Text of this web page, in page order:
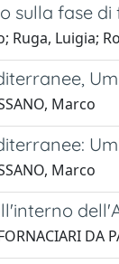
sulla fase
Luigia;
Marco
Marco
DA